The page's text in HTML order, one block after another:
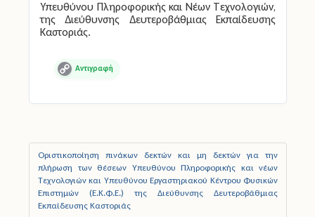
Υπευθύνου Πληροφορικής και Νέων Τεχνολογιών,
της Διεύθυνσης Δευτεροβάθμιας Εκπαίδευσης
Καστοριάς.
Copy
Οριστικοποίηση πινάκων δεκτών και μη δεκτών για την
πλήρωση των θέσεων Υπευθύνου Πληροφορικής και νέων
Τεχνολογιών και Υπευθύνου Εργαστηριακού Κέντρου Φυσικών
Επιστημών (Ε.Κ.Φ.Ε.) της Διεύθυνσης Δευτεροβάθμιας
Εκπαίδευσης Καστοριάς